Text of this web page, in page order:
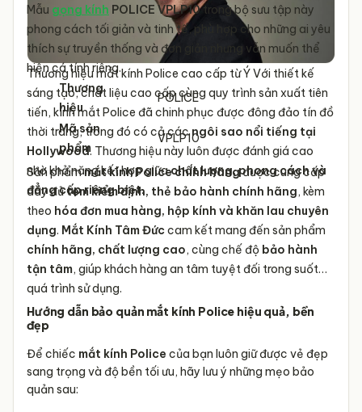
Thương hiệu mắt kính Police cao cấp từ ÝVới thiết kế
sáng tạo, chất liệu cao cấp cùng quy trình sản xuất tiên
tiến, kính mắt Police đã chinh phục được đông đảo tín đồ
thời trang, trong đó có cả cácngôi sao nổi tiếng tại
Hollywood. Thương hiệu này luôn được đánh giá cao
nhờ khả năng kết hợp giữachất lượng, phong cách và
đẳng cấp riêng biệt.
Mẫu gọng kính POLICE VPLP10trong bộ sưu tập này
phong cách tối giản và tinh tế, phù hợp cho những ai yêu
thích sự truyền thống và đơn giản nhưng vẫn muốn thể
hiện cá tính riêng.
Thương
hiệu
POLICE
Mã sản
phẩm
VPLP10
Chủng loại
Gọng kính cận nữ,
Gọng kính cận nam,
gọng kính thời trang
Kiểu dáng
sản phẩm
Chất liệu
sản phẩm
Sản phẩmmắt kính Police chính hãngđược cung cấp
đầy đủtem kiểm định, thẻ bảo hành chính hãng, kèm
theo hóa đơn mua hàng, hộp kính và khăn lau chuyên
dụng. Mắt Kính Tâm Đứccam kết mang đến sản phẩm
chính hãng, chất lượng cao, cùng chế độ bảo hành
tận tâm, giúp khách hàng an tâm tuyệt đối trong suốt
quá trình sử dụng.
Hướng dẫn bảo quản mắt kính Police hiệu quả, bền
đẹp
Để chiếc mắt kính Police của bạn luôn giữ được vẻ đẹp
sang trọng và độ bền tối ưu, hãy lưu ý những mẹo bảo
quản sau: